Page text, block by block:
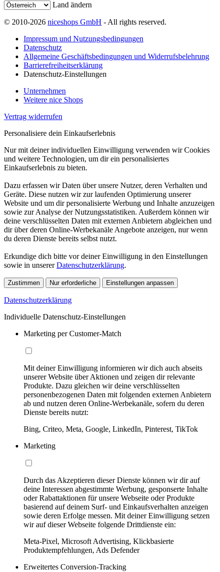
Land ändern
© 2010-2026 niceshops GmbH - All rights reserved.
Impressum und Nutzungsbedingungen
Datenschutz
Allgemeine Geschäftsbedingungen und Widerrufsbelehrung
Barrierefreiheitserklärung
Datenschutz-Einstellungen
Unternehmen
Weitere nice Shops
Vertrag widerrufen
Personalisiere dein Einkaufserlebnis
Nur mit deiner individuellen Einwilligung verwenden wir Cookies
und weitere Technologien, um dir ein personalisiertes
Einkaufserlebnis zu bieten.
Dazu erfassen wir Daten über unsere Nutzer, deren Verhalten und
Geräte. Diese nutzen wir zur laufenden Optimierung unserer
Website und um dir personalisierte Werbung und Inhalte anzuzeigen
sowie zur Analyse der Nutzungsstatistiken. Außerdem können wir
deine verschlüsselten Daten mit externen Anbietern abgleichen und
dir über deren Online-Werbekanäle Angebote anzeigen, nur wenn
du deren Dienste bereits selbst nutzt.
Erkundige dich bitte vor deiner Einwilligung in den Einstellungen
sowie in unsererDatenschutzerklärung.
Zustimmen Nur erforderliche Einstellungen anpassen
Datenschutzerklärung
Individuelle Datenschutz-Einstellungen
Marketing per Customer-Match
Mit deiner Einwilligung informieren wir dich auch abseits
unserer Website über Aktionen und zeigen dir relevante
Produkte. Dazu gleichen wir deine verschlüsselten
personenbezogenen Daten mit folgenden externen Anbietern
ab und nutzen deren Online-Werbekanäle, sofern du deren
Dienste bereits nutzt:
Bing, Criteo, Meta, Google, LinkedIn, Pinterest, TikTok
Marketing
Durch das Akzeptieren dieser Dienste können wir dir auf
deine Interessen abgestimmte Werbung, gesponserte Inhalte
oder Rabattaktionen für unsere Webseite oder Produkte
basierend auf deinem Surf- und Einkaufsverhalten anzeigen
sowie deren Erfolge messen. Mit deiner Einwilligung setzen
wir auf dieser Webseite folgende Drittdienste ein:
Meta-Pixel, Microsoft Advertising, Klickbasierte
Produktempfehlungen, Ads Defender
Erweitertes Conversion-Tracking